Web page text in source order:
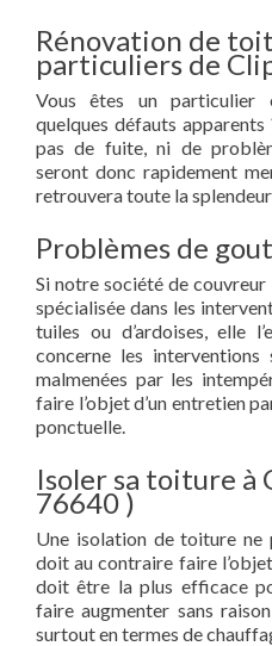
Rénovation de
particuliers de
Vous êtes un
quelques défauts apparents
pas de fuite, ni de
seront donc rapidement
retrouvera toute la splendeur
Problèmes de
Si notre société de
spécialisée dans les
tuiles ou d’ardoises, elle
concerne les interventions
malmenées par les
faire l’objet d’un entretien
ponctuelle.
Isoler sa toiture à
76640 )
Une isolation de toiture ne
doit au contraire faire
doit être la plus efficace
faire augmenter sans
surtout en termes de